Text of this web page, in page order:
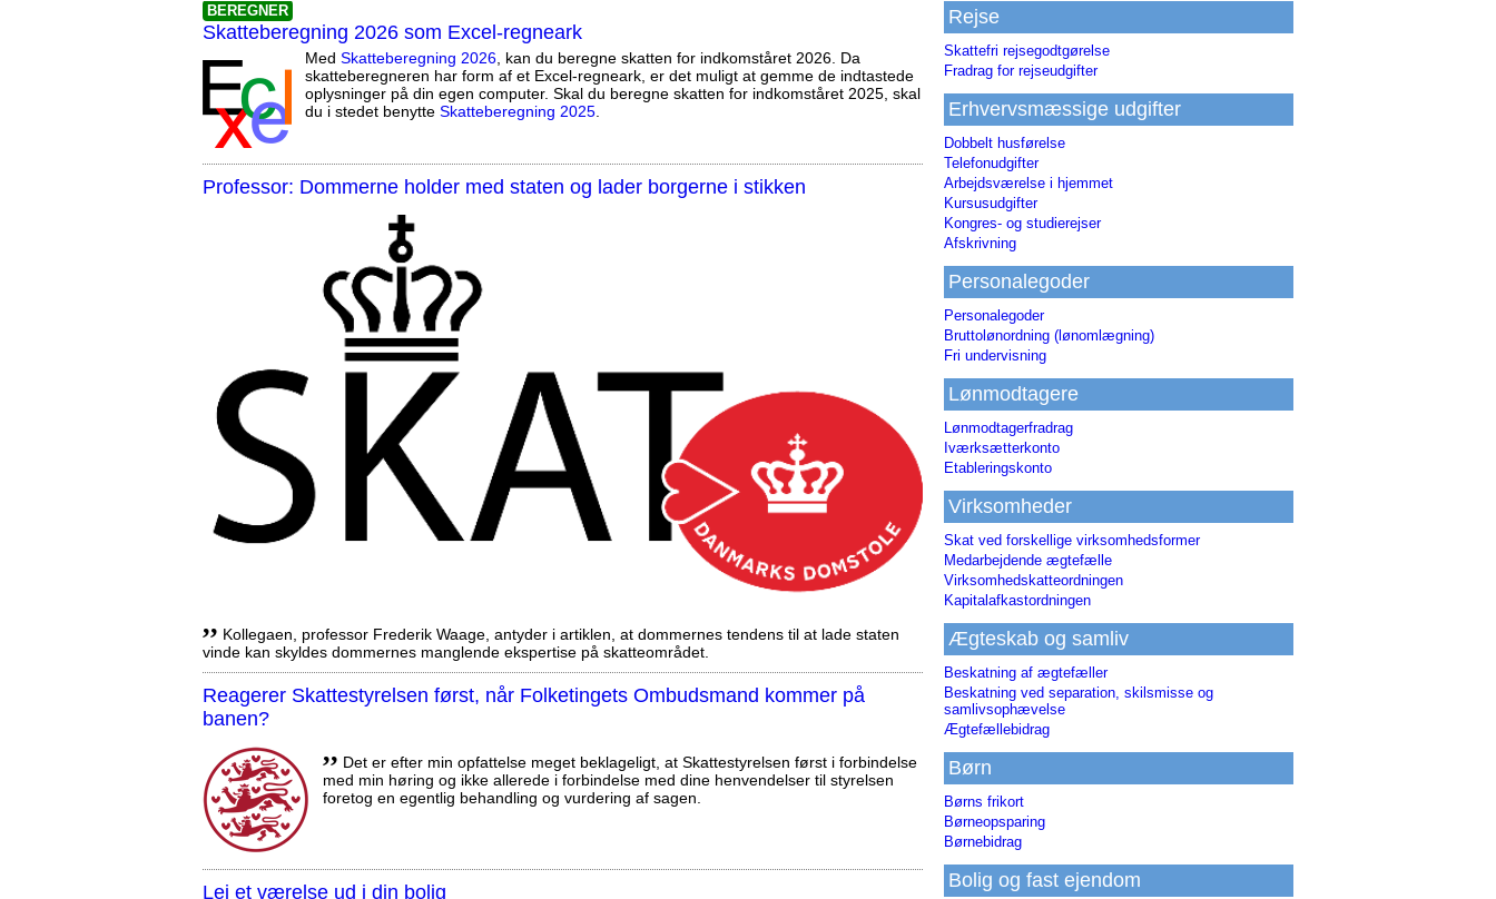
BEREGNER
Skatteberegning 2026 som Excel-regneark
Med Skatteberegning 2026 , kan du beregne skatten for indkomståret 2026. Da
skatteberegneren har form af et Excel-regneark, er det muligt at gemme de indtastede
oplysninger på din egen computer. Skal du beregne skatten for indkomståret 2025, skal
du i stedet benytte Skatteberegning 2025
Professor: Dommerne holder med staten og lader borgerne i stikken
,, Kollegaen, professor Frederik Waage, antyder i artiklen, at dommernes tendens til at lade staten
vinde kan skyldes dommernes manglende ekspertise på skatteområdet.
Reagerer Skattestyrelsen først, når Folketingets Ombudsmand kommer på
banen?
,, Det er efter min opfattelse meget beklageligt, at Skattestyrelsen først i forbindelse
med min høring og ikke allerede i forbindelse med dine henvendelser til styrelsen
foretog en egentlig behandling og vurdering af sagen.
Lej et værelse ud i din bolig
Rejse
Skattefri rejsegodtgørelse
Fradrag for rejseudgifter
Erhvervsmæssige udgifter
Dobbelt husførelse
Telefonudgifter
Arbejdsværelse i hjemmet
Kursusudgifter
Kongres- og studierejser
Afskrivning
Personalegoder
Personalegoder
Bruttolønordning (lønomlægning)
Fri undervisning
Lønmodtagere
Lønmodtagerfradrag
Iværksætterkonto
Etableringskonto
Virksomheder
Skat ved forskellige virksomhedsformer
Medarbejdende ægtefælle
Virksomhedskatteordningen
Kapitalafkastordningen
Ægteskab og samliv
Beskatning af ægtefæller
Beskatning ved separation, skilsmisse og
samlivsophævelse
Ægtefællebidrag
Børn
Børns frikort
Børneopsparing
Børnebidrag
Bolig og fast ejendom